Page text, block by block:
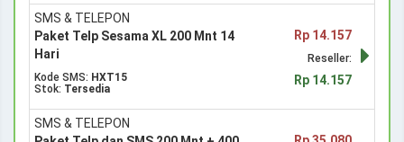
SMS & TELEPON
Paket Telp Sesama XL 200 Mnt 14
Hari
Kode SMS: HXT15
Stok: Tersedia
Rp 14.157
Reseller:
Rp 14.157
SMS & TELEPON